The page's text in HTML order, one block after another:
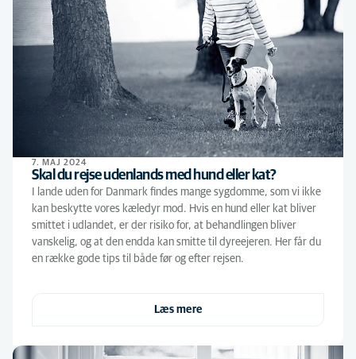
7. MAJ 2024
Skal du rejse udenlands med hund eller kat?
I lande uden for Danmark findes mange sygdomme, som vi ikke
kan beskytte vores kæledyr mod. Hvis en hund eller kat bliver
smittet i udlandet, er der risiko for, at behandlingen bliver
vanskelig, og at den endda kan smitte til dyreejeren. Her får du
en række gode tips til både før og efter rejsen.
Læs mere